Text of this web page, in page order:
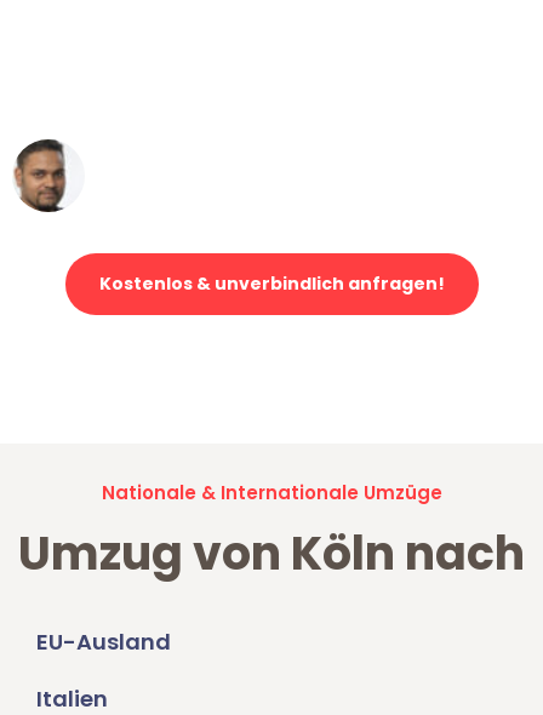
Kostenlos & unverbindlich anfragen!
Nationale & Internationale Umzüge
Umzug von Köln nach
EU-Ausland
Italien